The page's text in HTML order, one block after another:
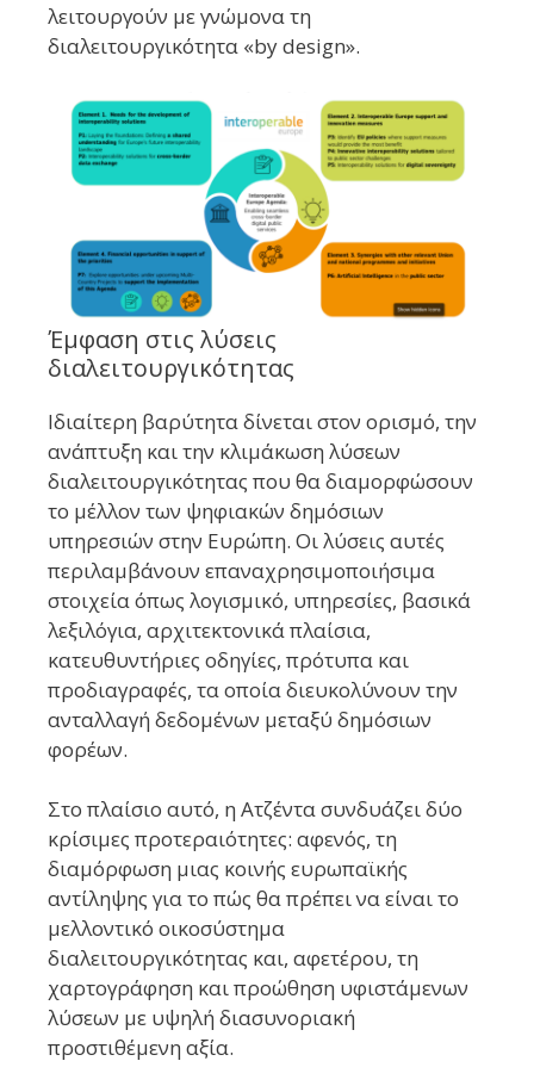
λειτουργούν με γνώμονα τη
διαλειτουργικότητα «by design».
Έμφαση στις λύσεις
διαλειτουργικότητας
Ιδιαίτερη βαρύτητα δίνεται στον ορισμό, την
ανάπτυξη και την κλιμάκωση λύσεων
διαλειτουργικότητας που θα διαμορφώσουν
το μέλλον των ψηφιακών δημόσιων
υπηρεσιών στην Ευρώπη. Οι λύσεις αυτές
περιλαμβάνουν επαναχρησιμοποιήσιμα
στοιχεία όπως λογισμικό, υπηρεσίες, βασικά
λεξιλόγια, αρχιτεκτονικά πλαίσια,
κατευθυντήριες οδηγίες, πρότυπα και
προδιαγραφές, τα οποία διευκολύνουν την
ανταλλαγή δεδομένων μεταξύ δημόσιων
φορέων.
Στο πλαίσιο αυτό, η Ατζέντα συνδυάζει δύο
κρίσιμες προτεραιότητες: αφενός, τη
διαμόρφωση μιας κοινής ευρωπαϊκής
αντίληψης για το πώς θα πρέπει να είναι το
μελλοντικό οικοσύστημα
διαλειτουργικότητας και, αφετέρου, τη
χαρτογράφηση και προώθηση υφιστάμενων
λύσεων με υψηλή διασυνοριακή
προστιθέμενη αξία.